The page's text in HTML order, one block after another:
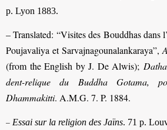
p. Lyon 1883.
– Translated: “Visites des Bouddhas dans
Poujavaliya et Sarvajnagounalankaraya”,
(from the English by J. De Alwis);
dent-relique du Buddha Gotama,
Dhammakitti. A.M.G. 7. P. 1884.
– Essai sur la religion des Jaïns. 71 p.